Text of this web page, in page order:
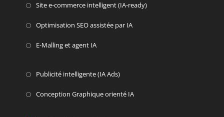
Site e-commerce intelligent (IA-ready)
Optimisation SEO assistée par IA
E-Malling et agent IA
Publicité intelligente (IA Ads)
Conception Graphique orienté IA